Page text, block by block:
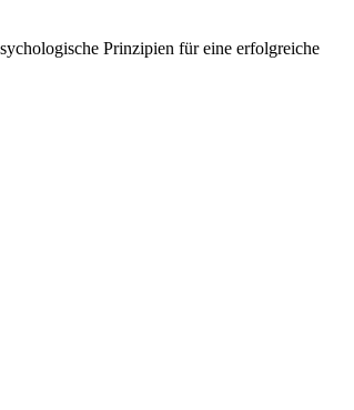
Prinzipien für eine erfolgreiche